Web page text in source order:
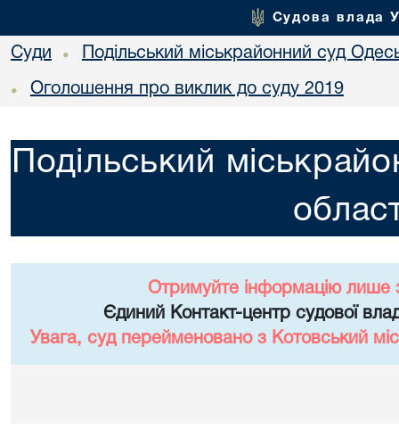
Судова влада
Суди • Подільський міськрайонний суд
• Оголошення про виклик до суду 2019
Подільський
Отримуйте інформацію лише
Єдиний Контакт-центр судової
Увага, суд перейменовано з Котовський